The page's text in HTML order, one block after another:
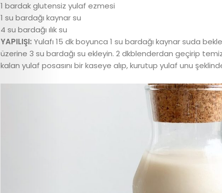
1 bardak glutensiz yulaf ezmesi
1 su bardağı kaynar su
4 su bardağı ılık su
YAPILIŞI: Yulafı 15 dk boyunca 1 su bardağı kaynar suda
üzerine 3 su bardağı su ekleyin. 2 dkblenderdan geçirip
kalan yulaf posasını bir kaseye alıp, kurutup yulaf unu